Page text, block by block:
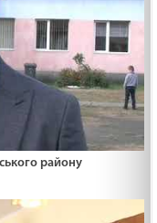
району